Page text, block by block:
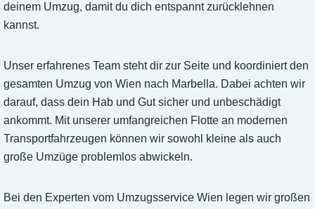
deinem Umzug, damit du dich entspannt zurücklehnen
kannst.
Unser erfahrenes Team steht dir zur Seite und koordiniert den
gesamten Umzug von Wien nach Marbella. Dabei achten wir
darauf, dass dein Hab und Gut sicher und unbeschädigt
ankommt. Mit unserer umfangreichen Flotte an modernen
Transportfahrzeugen können wir sowohl kleine als auch
große Umzüge problemlos abwickeln.
Bei den Experten vom Umzugsservice Wien legen wir großen